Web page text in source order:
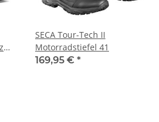
SECA Tour-Tech II
Motorradstiefel 41
169,95 € *